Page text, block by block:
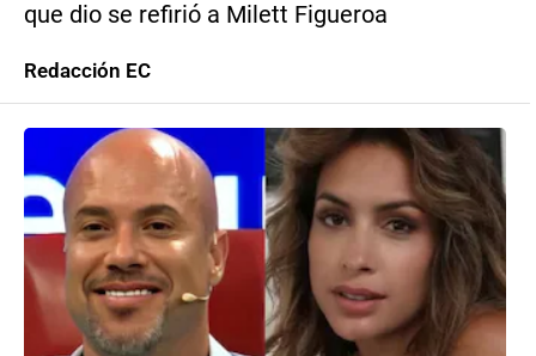
que dio se refirió a Milett Figueroa
Redacción EC